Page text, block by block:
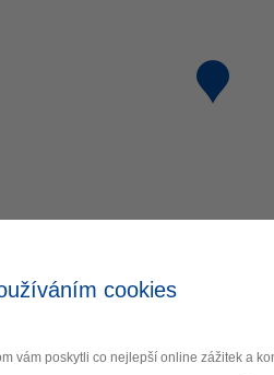
cookies
vám poskytli co nejlepší online zážitek a